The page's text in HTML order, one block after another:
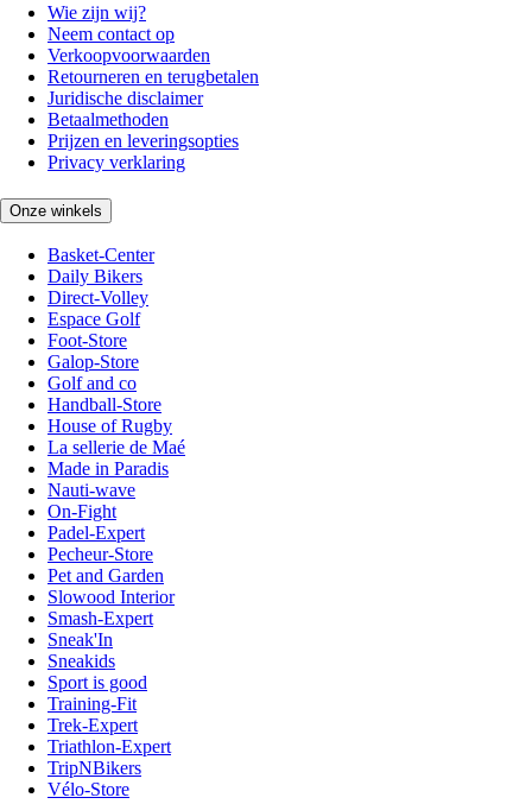
Wie zijn wij?
Neem contact op
Verkoopvoorwaarden
Retourneren en terugbetalen
Juridische disclaimer
Betaalmethoden
Prijzen en leveringsopties
Privacy verklaring
Onze winkels
Basket-Center
Daily Bikers
Direct-Volley
Espace Golf
Foot-Store
Galop-Store
Golf and co
Handball-Store
House of Rugby
La sellerie de Maé
Made in Paradis
Nauti-wave
On-Fight
Padel-Expert
Pecheur-Store
Pet and Garden
Slowood Interior
Smash-Expert
Sneak'In
Sneakids
Sport is good
Training-Fit
Trek-Expert
Triathlon-Expert
TripNBikers
Vélo-Store